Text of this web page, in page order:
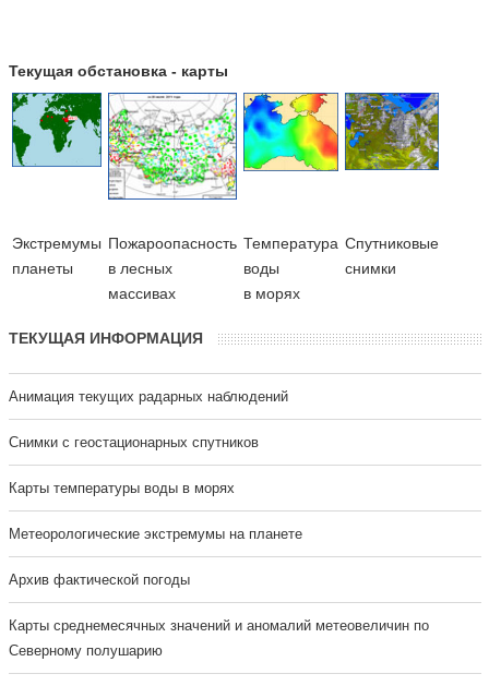
Текущая обстановка - карты
Экстремумы
планеты
Пожароопасность
в лесных
массивах
Температура
воды
в морях
Cпутниковые
снимки
ТЕКУЩАЯ ИНФОРМАЦИЯ
Анимация текущих радарных наблюдений
Cнимки с геостационарных спутников
Карты температуры воды в морях
Метеорологические экстремумы на планете
Архив фактической погоды
Карты среднемесячных значений и аномалий метеовеличин по
Северному полушарию